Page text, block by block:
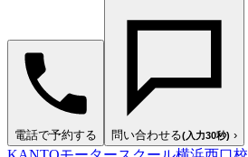
電話で予約する 問い合わせる(入力30秒) ›